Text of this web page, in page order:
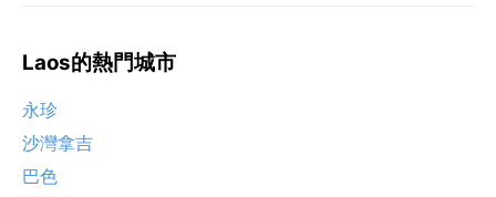
Laos的熱門城市
永珍
沙灣拿吉
巴色